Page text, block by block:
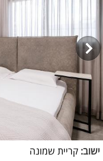
ישוב: קריית שמונה